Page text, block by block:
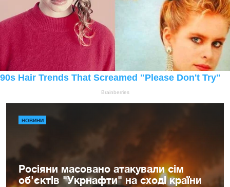
НОВИНИ
Росіяни масовано атакували сім
об'єктів "Укрнафти" на сході країни